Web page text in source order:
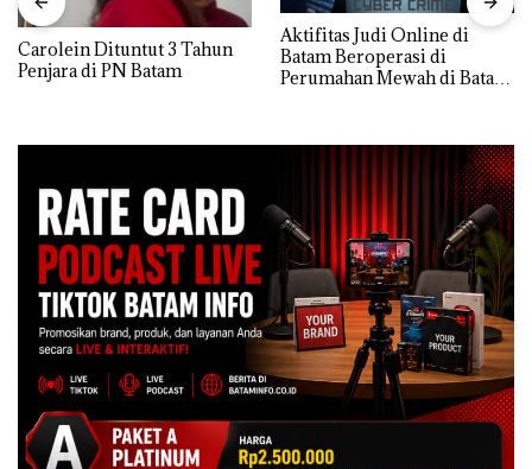
Carolein Dituntut 3 Tahun
Penjara di PN Batam
Aktifitas Judi Online di
Batam Beroperasi di
Perumahan Mewah di Batam